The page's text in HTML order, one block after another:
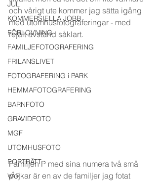
JUL
KOMMERSIELLA JOBB
FÖRLOVNING
FAMILJEFOTOGRAFERING
FRILANSLIVET
FOTOGRAFERING i PARK
HEMMAFOTOGRAFERING
BARNFOTO
GRAVIDFOTO
MGF
UTOMHUSFOTO
PORTRÄTT
VÅR
och vårigt ute kommer jag sätta igång
med utomhusfotograferingar - med
rejält avstånd såklart.
Familjen P med sina numera två små
pojkar är en av de familjer jag fotat